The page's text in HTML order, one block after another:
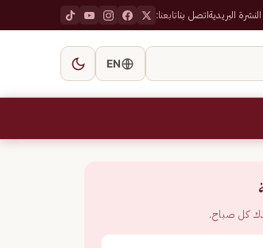
النشرة البريديةاتصل بناتابعنا:
EN
كل صباح.